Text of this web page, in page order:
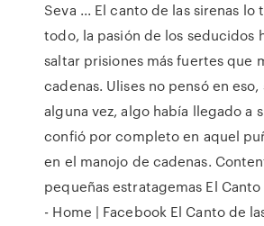
Seva ... El canto de las sirenas lo
todo, la pasión de los seducidos
saltar prisiones más fuertes que
cadenas. Ulises no pensó en
alguna vez, algo había llegado a
confió por completo en aquel
en el manojo de cadenas.
pequeñas estratagemas El
- Home | Facebook El Canto de